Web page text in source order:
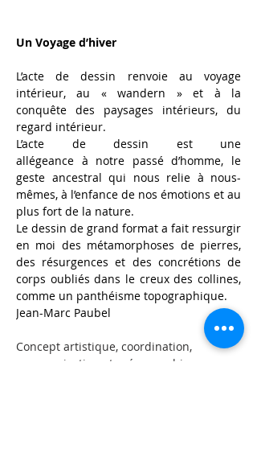
Un Voyage d’hiver
L’acte de dessin renvoie au voyage
intérieur, au
« wandern » et à
la
conquête des paysages intérieurs, du
regard intérieur.
L’acte de dessin est une
allégeance à notre passé d’homme, le
geste ancestral qui nous relie à nous-
mêmes, à l’enfance de nos émotions et au
plus fort de la nature.
Le dessin de grand format a fait ressurgir
en moi des métamorphoses de pierres,
des résurgences et des concrétions de
corps oubliés dans le creux des collines,
comme un panthéisme topographique.
Jean-Marc Paubel
Concept artistique, coordination,
communication et scénographie